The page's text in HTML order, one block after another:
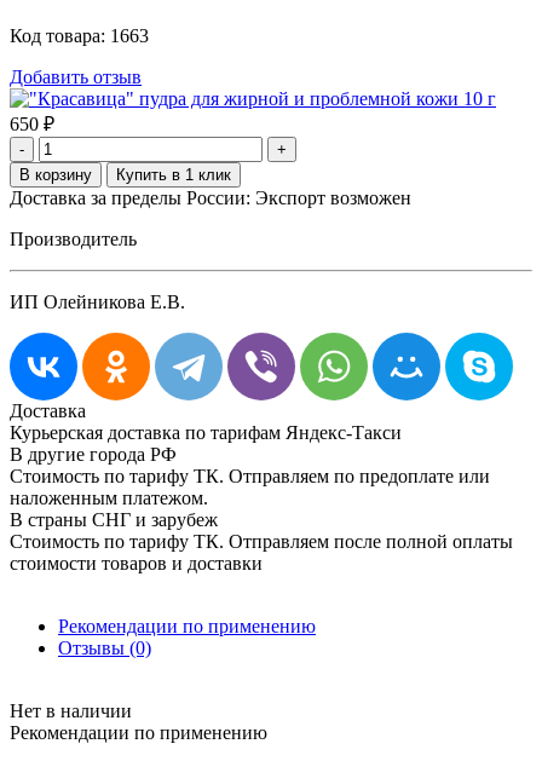
Код товара: 1663
Добавить отзыв
650 ₽
- +
Доставка за пределы России: Экспорт возможен
Производитель
ИП Олейникова Е.В.
Доставка
Курьерская доставка по тарифам Яндекс-Такси
В другие города РФ
Стоимость по тарифу ТК. Отправляем по предоплате или
наложенным платежом.
В страны СНГ и зарубеж
Стоимость по тарифу ТК. Отправляем после полной оплаты
стоимости товаров и доставки
Рекомендации по применению
Отзывы (0)
Нет в наличии
Рекомендации по применению